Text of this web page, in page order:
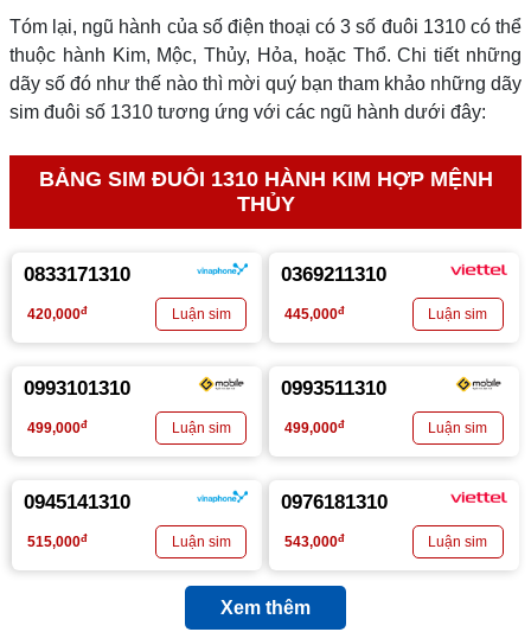
Tóm lại, ngũ hành của số điện thoại có 3 số đuôi 1310 có thể
thuộc hành Kim, Mộc, Thủy, Hỏa, hoặc Thổ. Chi tiết những
dãy số đó như thế nào thì mời quý bạn tham khảo những dãy
sim đuôi số 1310 tương ứng với các ngũ hành dưới đây:
BẢNG SIM ĐUÔI 1310 HÀNH KIM HỢP MỆNH
THỦY
0833171310
420,000đ
0369211310
445,000đ
0993101310
499,000đ
0993511310
499,000đ
0945141310
515,000đ
0976181310
543,000đ
Xem thêm